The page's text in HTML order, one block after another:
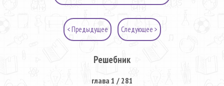
< Предыдущее Следующее >
Решебник
глава 1 / 281